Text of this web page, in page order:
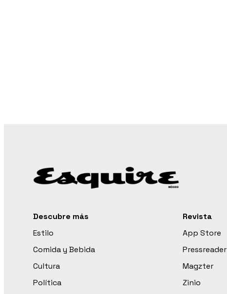
Descubre más
Estilo
Comida y Bebida
Cultura
Política
Revista
App Store
Pressreader
Magzter
Zinio